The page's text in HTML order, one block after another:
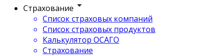
Страхование
Список страховых компаний
Список страховых продуктов
Калькулятор ОСАГО
Страхование